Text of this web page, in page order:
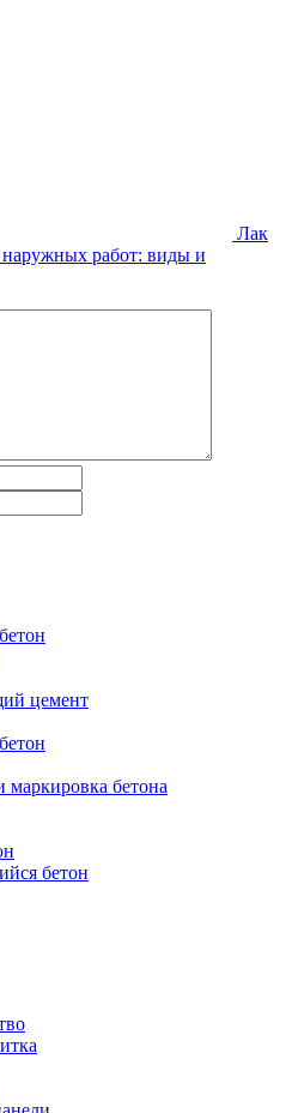
Лак
работ: виды и
цемент
бетона
бетон